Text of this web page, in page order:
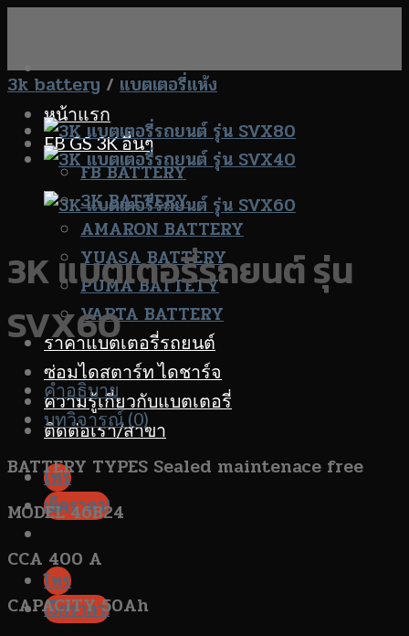
content
หน้าแรก
FB GS 3K อื่นๆ
FB BATTERY
3K BATTERY
AMARON BATTERY
YUASA BATTERY
PUMA BATTETY
VARTA BATTERY
ราคาแบตเตอรี่รถยนต์
ซ่อมไดสตาร์ท ไดชาร์จ
ความรู้เกี่ยวกับแบตเตอรี่
ติดต่อเรา/สาขา
โทร
เช็คราคา!
โทร
เช็คราคา!
3k battery / แบตเตอรี่แห้ง
3K แบตเตอรี่รถยนต์ รุ่น
SVX60
คำอธิบาย
บทวิจารณ์ (0)
BATTERY TYPES Sealed maintenace free
MODEL 46B24
CCA 400 A
CAPACITY 50Ah